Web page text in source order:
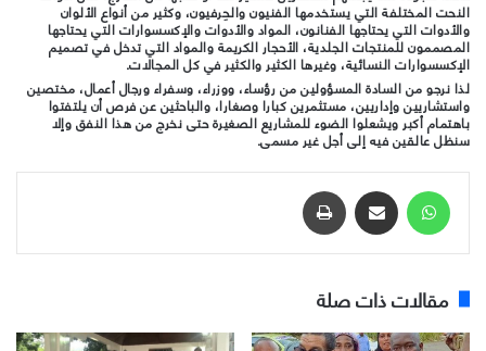
النحت المختلفة التي يستخدمها الفنيون والحِرفيون، وكثير من أنواع الألوان
والأدوات التي يحتاجها الفنانون، المواد والأدوات والإكسسوارات التي يحتاجها
المصممون للمنتجات الجلدية، الأحجار الكريمة والمواد التي تدخل في تصميم
الإكسسوارات النسائية، وغيرها الكثير والكثير في كل المجالات.
لذا نرجو من السادة المسؤولين من رؤساء، ووزراء، وسفراء ورجال أعمال، مختصين
واستشاريين وإداريين، مستثمرين كبارا وصغارا، والباحثين عن فرص أن يلتفتوا
باهتمام أكبر ويشعلوا الضوء للمشاريع الصغيرة حتى نخرج من هذا النفق وإلا
سنظل عالقين فيه إلى أجل غير مسمى.
مقالات ذات صلة